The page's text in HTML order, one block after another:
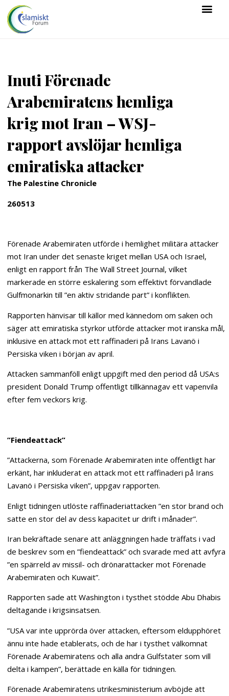
Inuti Förenade
Arabemiratens hemliga
krig mot Iran – WSJ-
rapport avslöjar hemliga
emiratiska attacker
The Palestine Chronicle
260513
Förenade Arabemiraten utförde i hemlighet militära attacker
mot Iran under det senaste kriget mellan USA och Israel,
enligt en rapport från The Wall Street Journal, vilket
markerade en större eskalering som effektivt förvandlade
Gulfmonarkin till ”en aktiv stridande part” i konflikten.
Rapporten hänvisar till källor med kännedom om saken och
säger att emiratiska styrkor utförde attacker mot iranska mål,
inklusive en attack mot ett raffinaderi på Irans Lavanö i
Persiska viken i början av april.
Attacken sammanföll enligt uppgift med den period då USA:s
president Donald Trump offentligt tillkännagav ett vapenvila
efter fem veckors krig.
”Fiendeattack”
”Attackerna, som Förenade Arabemiraten inte offentligt har
erkänt, har inkluderat en attack mot ett raffinaderi på Irans
Lavanö i Persiska viken”, uppgav rapporten.
Enligt tidningen utlöste raffinaderiattacken ”en stor brand och
satte en stor del av dess kapacitet ur drift i månader”.
Iran bekräftade senare att anläggningen hade träffats i vad
de beskrev som en ”fiendeattack” och svarade med att avfyra
”en spärreld av missil- och drönarattacker mot Förenade
Arabemiraten och Kuwait”.
Rapporten sade att Washington i tysthet stödde Abu Dhabis
deltagande i krigsinsatsen.
”USA var inte upprörda över attacken, eftersom eldupphöret
ännu inte hade etablerats, och de har i tysthet välkomnat
Förenade Arabemiratens och alla andra Gulfstater som vill
delta i kampen”, berättade en källa för tidningen.
Förenade Arabemiratens utrikesministerium avböjde att